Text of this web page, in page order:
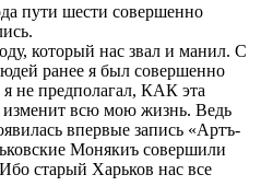
пути шести совершенно
который нас звал и манил. С
ранее я был совершенно
не предполагал, КАК эта
изменит всю мою жизнь. Ведь
впервые запись «Артъ-
Монякиъ совершили
Ибо старый Харьков нас все